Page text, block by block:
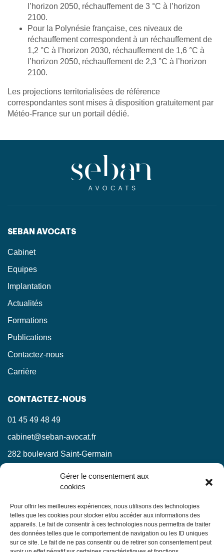
Gérer le consentement aux
cookies
Pour offrir les meilleures expériences, nous utilisons des technologies
telles que les cookies pour stocker et/ou accéder aux informations des
appareils. Le fait de consentir à ces technologies nous permettra de traiter
des données telles que le comportement de navigation ou les ID uniques
sur ce site. Le fait de ne pas consentir ou de retirer son consentement peut
l’horizon 2050, réchauffement de 3 °C à l’horizon
2100.
Pour la Polynésie française, ces niveaux de
réchauffement correspondent à un réchauffement de
1,2 °C à l’horizon 2030, réchauffement de 1,6 °C à
l’horizon 2050, réchauffement de 2,3 °C à l’horizon
2100.
Les projections territorialisées de référence
correspondantes sont mises à disposition gratuitement par
Météo-France sur un portail dédié.
SEBAN AVOCATS
Cabinet
Equipes
Implantation
Actualités
Formations
Publications
Contactez-nous
Carrière
CONTACTEZ-NOUS
01 45 49 48 49
cabinet@seban-avocat.fr
282 boulevard Saint-Germain
RESTEZ INFORMÉS !
Ne manquez pas nos actualités juridiques.